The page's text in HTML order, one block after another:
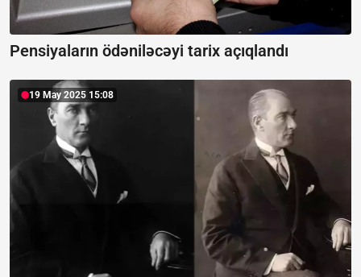
Pensiyaların ödəniləcəyi tarix açıqlandı
19 May 2025 15:08